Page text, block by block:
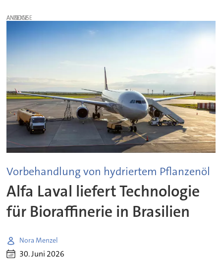
ANZEIGE
Vorbehandlung von hydriertem Pflanzenöl
Alfa Laval liefert Technologie
für Bioraffinerie in Brasilien
Nora Menzel
30. Juni 2026